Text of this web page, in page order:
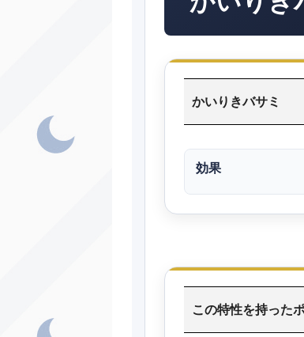
かいりきバサミ
効果
この特性を持った